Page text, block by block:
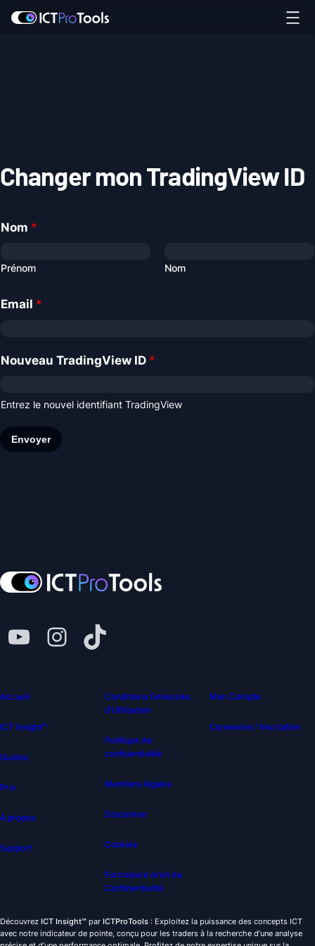
Changer mon TradingView ID
Nom *
Prénom Nom
Email *
Nouveau TradingView ID *
Entrez le nouvel identifiant TradingView
Envoyer
Accueil
ICT Insight™
Guides
Prix
À propos
Support
Conditions Générales
d’Utilisation
Politique de
confidentialité
Mentions légales
Disclaimer
Cookies
Formulaire droit de
Confidentialité
Mon Compte
Connexion / Inscription
Découvrez ICT Insight™ par ICTProTools : Exploitez la puissance des concepts ICT
avec notre indicateur de pointe, conçu pour les traders à la recherche d’une analyse